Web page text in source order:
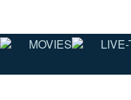
MOVIES